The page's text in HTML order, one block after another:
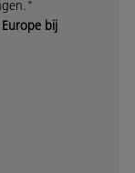
bij